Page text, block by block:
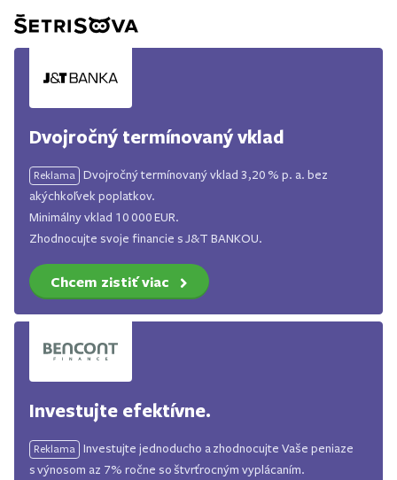
Dvojročný termínovaný vklad
Reklama
Dvojročný termínovaný vklad 3,20 % p. a. bez
akýchkoľvek poplatkov.
Minimálny vklad 10 000 EUR.
Zhodnocujte svoje financie s J&T BANKOU.
Chcem zistiť viac
Investujte efektívne.
Reklama
Investujte jednoducho a zhodnocujte Vaše peniaze
s výnosom az 7% ročne so štvrťrocným vyplácaním.